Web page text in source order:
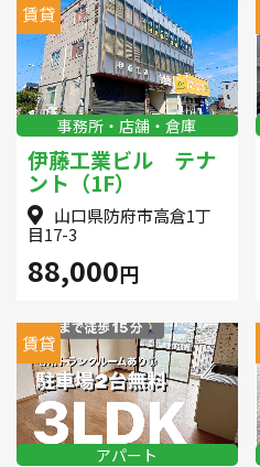
賃貸
事務所・店舗・倉庫
伊藤工業ビル テナ
ント（1F）
山口県防府市高倉1丁
目17-3
88,000円
賃貸
アパート